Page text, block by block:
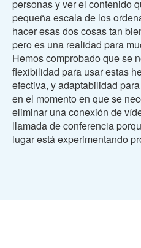
personas y ver el contenido
pequeña escala de los
hacer esas dos cosas tan
pero es una realidad para
Hemos comprobado que se
flexibilidad para usar estas
efectiva, y adaptabilidad
en el momento en que se
eliminar una conexión de
llamada de conferencia
lugar está experimentando